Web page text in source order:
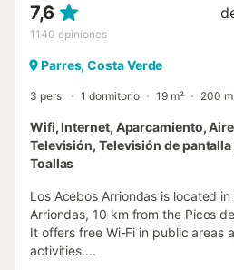
7,6
1140 opiniones
Parres, Costa Verde
3 pers. 1 dormitorio 19 m² 200
Wifi, Internet, Aparcamiento,
Televisión, Televisión de pantalla
Toallas
Los Acebos Arriondas is located
Arriondas, 10 km from the Picos
It offers free Wi-Fi in public areas
activities....